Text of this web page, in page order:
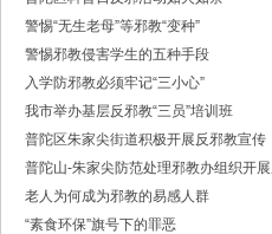
·市委政法工作会议召开 梁雪冬
·中共浙江省委常委、政法委书
·市委政法委机关召开年度考核会
·梁雪冬带队开展春节前安全督
·法治日报｜探索构建海上“融治
·中共舟山市委政法委员会招聘公
·抽奖赢福袋｜2024我与平安舟
警惕“无生老母”等邪教“变种”
警惕邪教侵害学生的五种手段
入学防邪教必须牢记“三小心”
我市举办基层反邪教“三员”培训班
普陀区朱家尖街道积极开展反邪教宣传
普陀山-朱家尖防范处理邪教办组织开
老人为何成为邪教的易感人群
“素食环保”旗号下的罪恶